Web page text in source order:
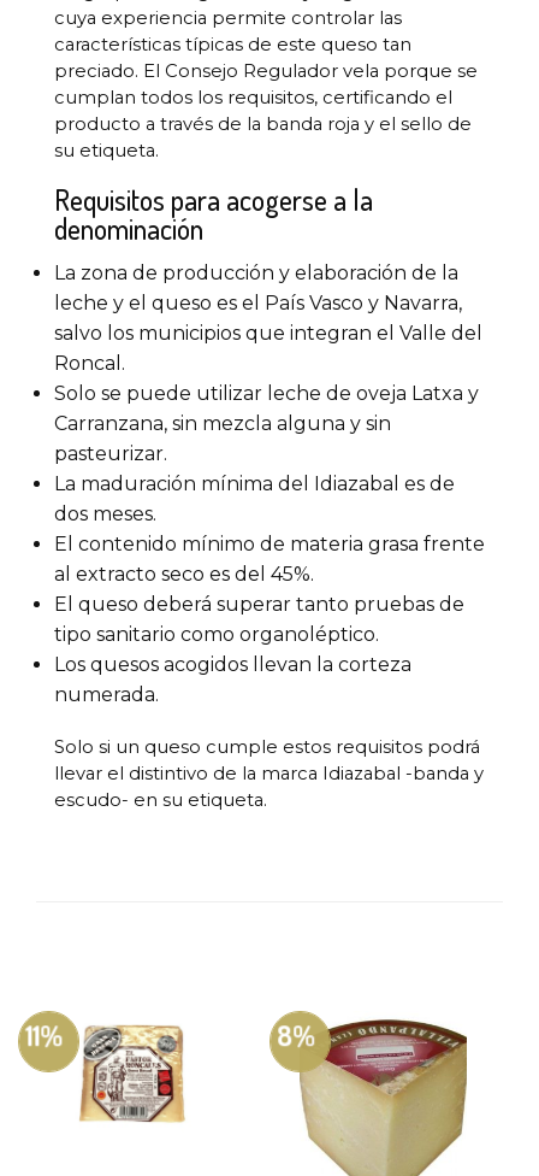
cuya experiencia permite controlar las
características típicas de este queso tan
preciado. El Consejo Regulador vela porque se
cumplan todos los requisitos, certificando el
producto a través de la banda roja y el sello de
su etiqueta.
Requisitos para acogerse a la
denominación
La zona de producción y elaboración de la
leche y el queso es el País Vasco y Navarra,
salvo los municipios que integran el Valle del
Roncal.
Solo se puede utilizar leche de oveja Latxa y
Carranzana, sin mezcla alguna y sin
pasteurizar.
La maduración mínima del Idiazabal es de
dos meses.
El contenido mínimo de materia grasa frente
al extracto seco es del 45%.
El queso deberá superar tanto pruebas de
tipo sanitario como organoléptico.
Los quesos acogidos llevan la corteza
numerada.
Solo si un queso cumple estos requisitos podrá
llevar el distintivo de la marca Idiazabal -banda y
escudo- en su etiqueta.
11% 8%